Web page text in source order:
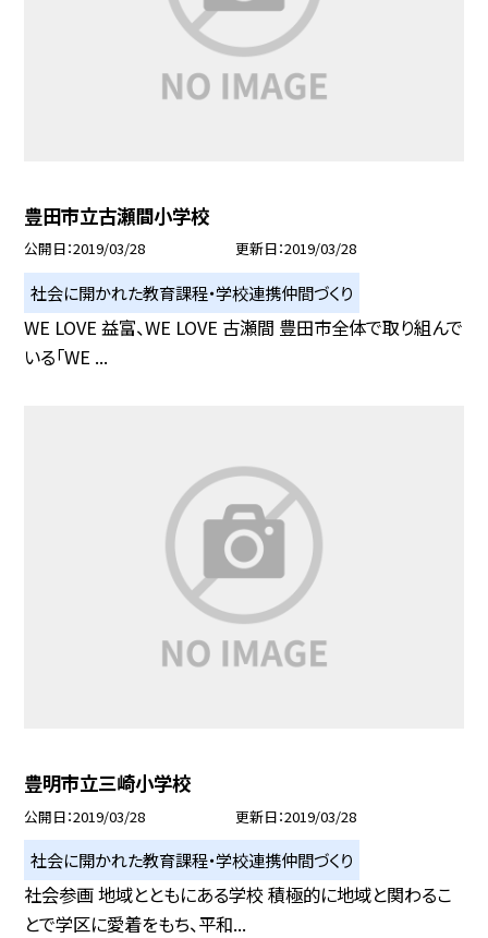
豊田市立古瀬間小学校
公開日 2019/03/28 更新日 2019/03/28
社会に開かれた教育課程・学校連携仲間づくり
WE LOVE 益富、WE LOVE 古瀬間 豊田市全体で取り組んで
いる「WE ...
豊明市立三崎小学校
公開日 2019/03/28 更新日 2019/03/28
社会に開かれた教育課程・学校連携仲間づくり
社会参画 地域とともにある学校 積極的に地域と関わるこ
とで学区に愛着をもち、平和...